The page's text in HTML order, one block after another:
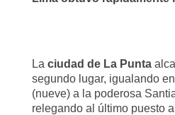
La ciudad de La Punta
segundo lugar, igualando
(nueve) a la poderosa
relegando al último puesto